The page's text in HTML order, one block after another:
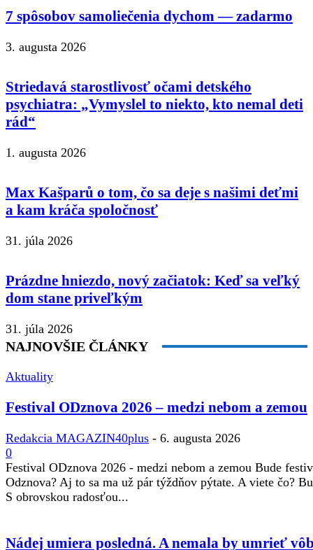
7 spôsobov samoliečenia dychom — zadarmo
3. augusta 2026
Striedavá starostlivosť očami detského
psychiatra: „Vymyslel to niekto, kto nemal deti
rád“
1. augusta 2026
Max Kašparů o tom, čo sa deje s našimi deťmi
a kam kráča spoločnosť
31. júla 2026
Prázdne hniezdo, nový začiatok: Keď sa veľký
dom stane priveľkým
31. júla 2026
NAJNOVŠIE ČLÁNKY
Aktuality
Festival ODznova 2026 – medzi nebom a zemou
Redakcia MAGAZIN40plus - 6. augusta 2026
0
Festival ODznova 2026 - medzi nebom a zemou Bude
Odznova? Aj to sa ma už pár týždňov pýtate. A viete čo?
S obrovskou radosťou...
Nádej umiera posledná. A nemala by umrieť